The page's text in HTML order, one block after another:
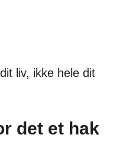
liv, ikke hele dit
det et hak